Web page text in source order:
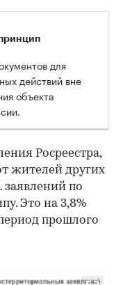
для
действий вне
объекта
Росреестра,
жителей других
заявлений по
Это на 3,8%
прошлого